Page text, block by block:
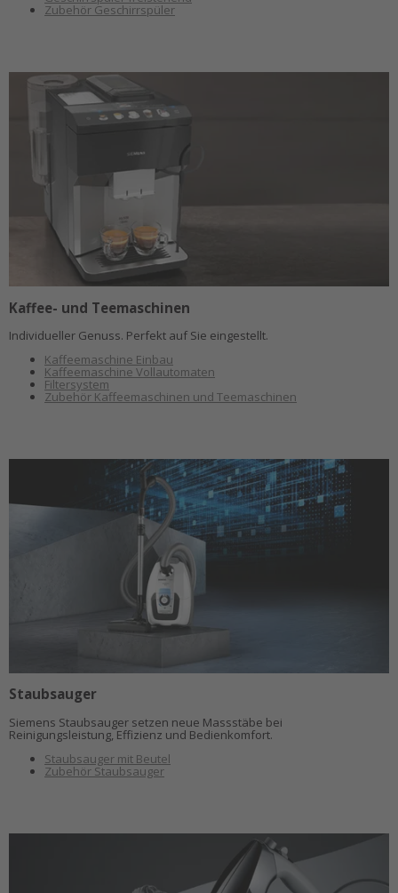
Zubehör Geschirrspüler
Kaffee- und Teemaschinen
Individueller Genuss. Perfekt auf Sie eingestellt.
Kaffeemaschine Einbau
Kaffeemaschine Vollautomaten
Filtersystem
Zubehör Kaffeemaschinen und Teemaschinen
Staubsauger
Siemens Staubsauger setzen neue Massstäbe bei
Reinigungsleistung, Effizienz und Bedienkomfort.
Staubsauger mit Beutel
Zubehör Staubsauger